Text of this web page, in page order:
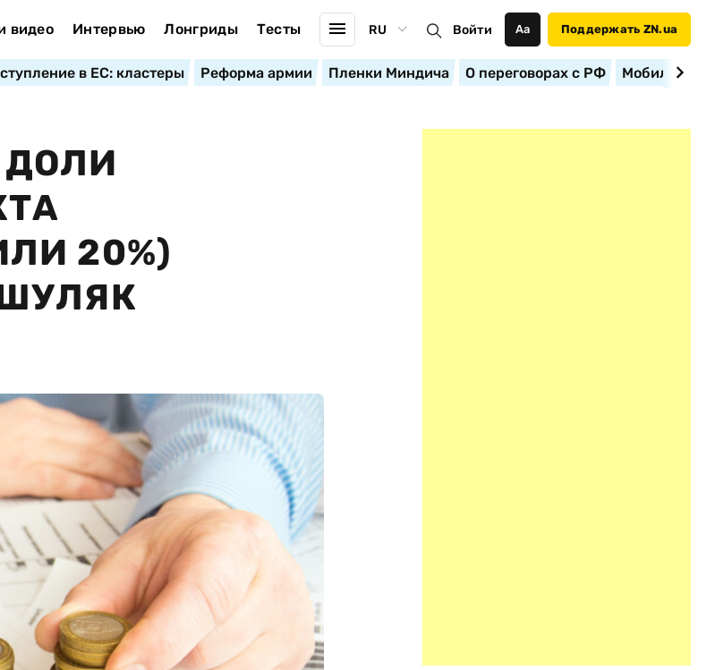
видео Интервью Лонгриды Тесты RU Войти Аа Поддержать ZN.ua
в ЕС: кластеры Реформа армии Пленки Миндича О переговорах с РФ
20%)